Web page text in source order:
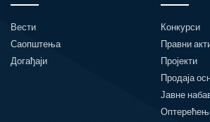
Вести
Саопштења
Догађаји
Конкурси
Правни
Пројекти
Продаја
Јавне